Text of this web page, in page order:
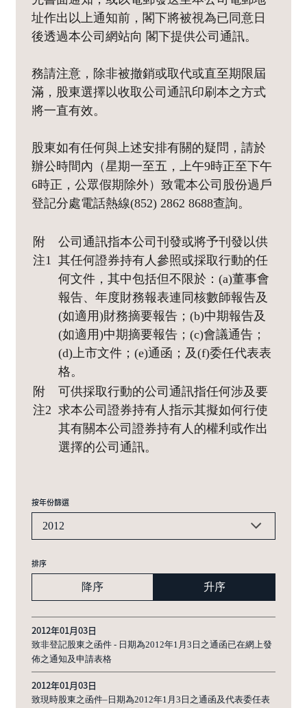
址作出以上通知前，閣下將被視為已同意日
後透過本公司網站向 閣下提供公司通訊。
務請注意，除非被撤銷或取代或直至期限屆
滿，股東選擇以收取公司通訊印刷本之方式
將一直有效。
股東如有任何與上述安排有關的疑問，請於
辦公時間內（星期一至五，上午9時正至下午
6時正，公眾假期除外）致電本公司股份過戶
登記分處電話熱線(852) 2862 8688查詢。
附
注1
公司通訊指本公司刊發或將予刊發以供
其任何證券持有人參照或採取行動的任
何文件，其中包括但不限於：(a)董事會
報告、年度財務報表連同核數師報告及
(如適用)財務摘要報告；(b)中期報告及
(如適用)中期摘要報告；(c)會議通告；
(d)上市文件；(e)通函；及(f)委任代表表
格。
附
注2
可供採取行動的公司通訊指任何涉及要
求本公司證券持有人指示其擬如何行使
其有關本公司證券持有人的權利或作出
選擇的公司通訊。
按年份篩選
2012
排序
降序 升序
2012年01月03日
致非登記股東之函件 - 日期為2012年1月3日之通函已在網上發
佈之通知及申請表格
2012年01月03日
致現時股東之函件–日期為2012年1月3日之通函及代表委任表